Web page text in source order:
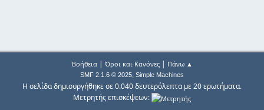
Βοήθεια| Όροι και Κανόνες| Πάνω ▲
SMF 2.1.6 © 2025, Simple Machines
Η σελίδα δημιουργήθηκε σε 0.040 δευτερόλεπτα με 20 ερωτήματα.
Μετρητής επισκέψεων: